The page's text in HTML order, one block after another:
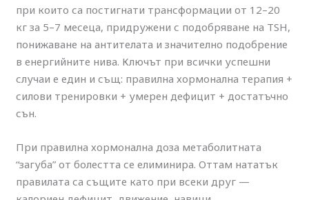
при които са постигнати трансформации от 12–20
кг за 5–7 месеца, придружени с подобряване на TSH,
понижаване на антителата и значително подобрение
в енергийните нива. Ключът при всички успешни
случаи е един и същ: правилна хормонална терапия +
силови тренировки + умерен дефицит + достатъчно
сън.
При правилна хормонална доза метаболитната
“загуба” от болестта се елиминира. Оттам нататък
правилата са същите като при всеки друг —